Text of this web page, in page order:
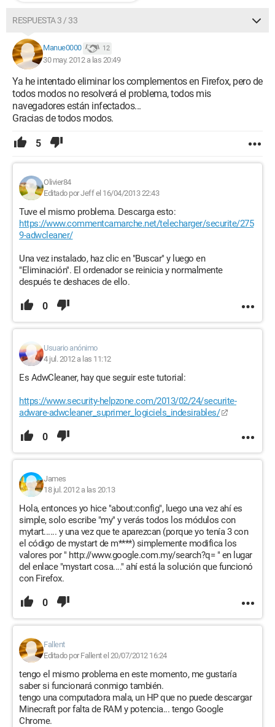
RESPUESTA 3 / 33
Manue0000 12
30 may. 2012 a las 20:49
Ya he intentado eliminar los complementos en Firefox, pero de
todos modos no resolverá el problema, todos mis
navegadores están infectados...
Gracias de todos modos.
5
Olivier84
Editado por Jeff el 16/04/2013 22:43
Tuve el mismo problema. Descarga esto:
https://www.commentcamarche.net/telecharger/securite/275
9-adwcleaner/
Una vez instalado, haz clic en "Buscar" y luego en
"Eliminación". El ordenador se reinicia y normalmente
después te deshaces de ello.
0
Usuario anónimo
4 jul. 2012 a las 11:12
Es AdwCleaner, hay que seguir este tutorial:
https://www.security-helpzone.com/2013/02/24/securite-
adware-adwcleaner_suprimer_logiciels_indesirables/
0
James
18 jul. 2012 a las 20:13
Hola, entonces yo hice "about:config", luego una vez ahí es
simple, solo escribe "my" y verás todos los módulos con
mytart...... y una vez que te aparezcan (porque yo tenía 3 con
el código de mystart de m****) simplemente modifica los
valores por " http://www.google.com.my/search?q= " en lugar
del enlace "mystart cosa...." ahí está la solución que funcionó
con Firefox.
0
Fallent
Editado por Fallent el 20/07/2012 16:24
tengo el mismo problema en este momento, me gustaría
saber si funcionará conmigo también.
tengo una computadora mala, un HP que no puede descargar
Minecraft por falta de RAM y potencia... tengo Google
Chrome.